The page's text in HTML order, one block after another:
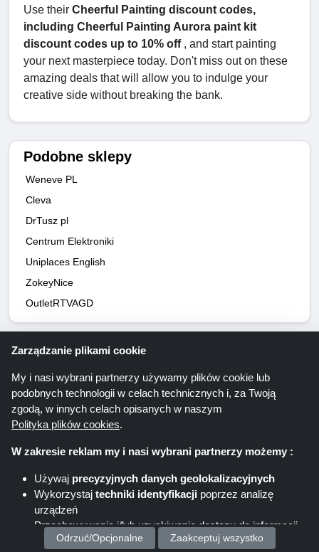
Use their Cheerful Painting discount codes,
including Cheerful Painting Aurora paint kit
discount codes up to 10% off, and start painting
your next masterpiece today. Don't miss out on these
amazing deals that will allow you to indulge your
creative side without breaking the bank.
Podobne sklepy
Weneve PL
Cleva
DrTusz pl
Centrum Elektroniki
Uniplaces English
ZokeyNice
OutletRTVAGD
Oferty oszczędnościowe poprzez
newsletter. Ty też bądź tego częścią!
Rejestr
Klikając „Zarejestruj się” rejestrujesz się do
newslettera Shoppingspout. Dalsze informacje
można znaleźć w oświadczeniu o ochronie danych.
Zarządzanie plikami cookie
My i nasi wybrani partnerzy używamy plików cookie lub
podobnych technologii w celach technicznych i, za Twoją
zgodą, w innych celach opisanych w naszym
Polityka plików cookies.
W zakresie reklam my i nasi wybrani partnerzy możemy :
Używaj precyzyjnych danych geolokalizacyjnych
Wykorzystaj techniki identyfikacji poprzez analizę
urządzeń
Przechowywanie i/lub uzyskiwanie dostępu do informacji
na urządzeniu
Odrzuć/Opcjonalne Zaakceptuj wszystko